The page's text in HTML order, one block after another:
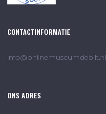
CONTACTINFORMATIE
info@onlinemuseumdebilt.nl
ONS ADRES